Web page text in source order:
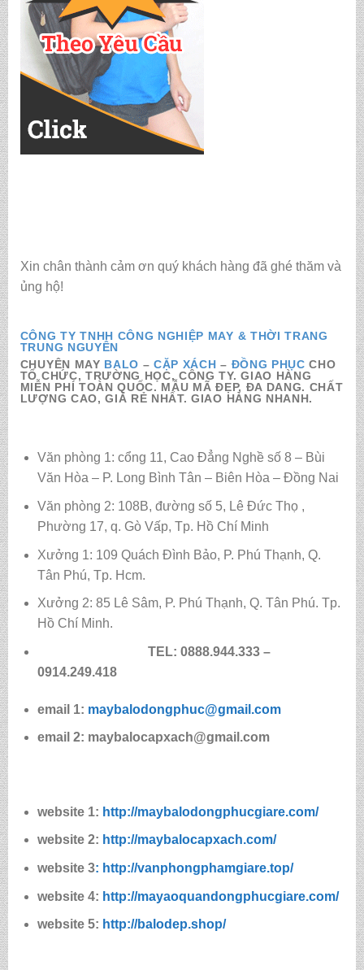
Xin chân thành cảm ơn quý khách hàng đã ghé thăm và
ủng hộ!
CÔNG TY TNHH CÔNG NGHIỆP MAY & THỜI TRANG
TRUNG NGUYÊN
CHUYÊN MAY BALO –CẶP XÁCH – ĐỒNG PHỤC CHO
TỔ CHỨC, TRƯỜNG HỌC, CÔNG TY. GIAO HÀNG
MIỄN PHÍ TOÀN QUỐC. MẪU MÃ ĐẸP, ĐA DANG. CHẤT
LƯỢNG CAO, GIÁ RẺ NHẤT. GIAO HÀNG NHANH.
Văn phòng 1: cổng 11, Cao Đẳng Nghề số 8 – Bùi
Văn Hòa – P. Long Bình Tân – Biên Hòa – Đồng Nai
Văn phòng 2: 108B, đường số 5, Lê Đức Thọ ,
Phường 17, q. Gò Vấp, Tp. Hồ Chí Minh
Xưởng 1: 109 Quách Đình Bảo, P. Phú Thạnh, Q.
Tân Phú, Tp. Hcm.
Xưởng 2: 85 Lê Sâm, P. Phú Thạnh, Q. Tân Phú. Tp.
Hồ Chí Minh.
TEL: 0888.944.333 –
0914.249.418
email 1: maybalodongphuc@gmail.com
email 2: maybalocapxach@gmail.com
website 1: http://maybalodongphucgiare.com/
website 2: http://maybalocapxach.com/
website 3: http://vanphongphamgiare.top/
website 4: http://mayaoquandongphucgiare.com/
website 5: http://balodep.shop/